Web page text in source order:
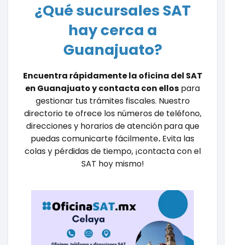
¿Qué sucursales SAT
hay cerca a
Guanajuato?
Encuentra rápidamente la oficina del SAT
en Guanajuato y contacta con ellos para
gestionar tus trámites fiscales. Nuestro
directorio te ofrece los números de teléfono,
direcciones y horarios de atenciónpara que
puedas comunicarte fácilmente. Evita las
colas y pérdidas de tiempo, ¡contacta con el
SAT hoy mismo!